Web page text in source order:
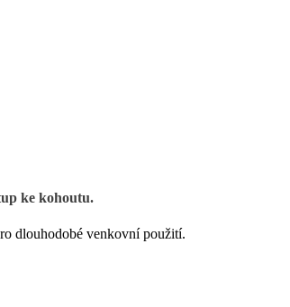
ke kohoutu.
dlouhodobé venkovní použití.